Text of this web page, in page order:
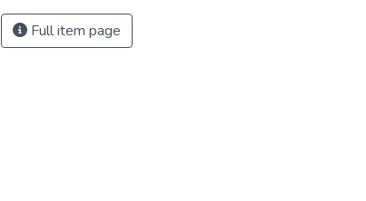
Full item page